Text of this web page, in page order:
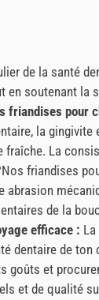
de la santé
soutenant la
friandises pour
la
La
Nos friandises
de la
efficace :
dentaire de
et
et de qualité